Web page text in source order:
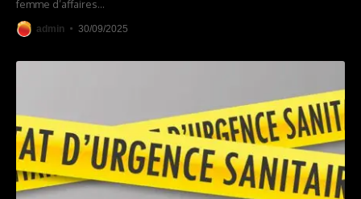
femme d’affaires…
admin 30/09/2025